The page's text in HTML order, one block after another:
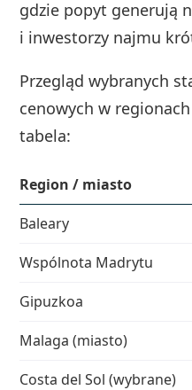
gdzie popyt generują
i inwestorzy najmu
Przegląd wybranych
cenowych w
tabela:
Region / miasto
Baleary
Wspólnota Madrytu
Gipuzkoa
Malaga (miasto)
Costa del Sol (wybrane)